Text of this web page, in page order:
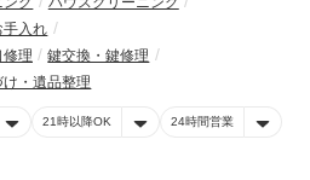
手入れ
修理
鍵交換・鍵修理
け・遺品整理
21時以降OK 24時間営業